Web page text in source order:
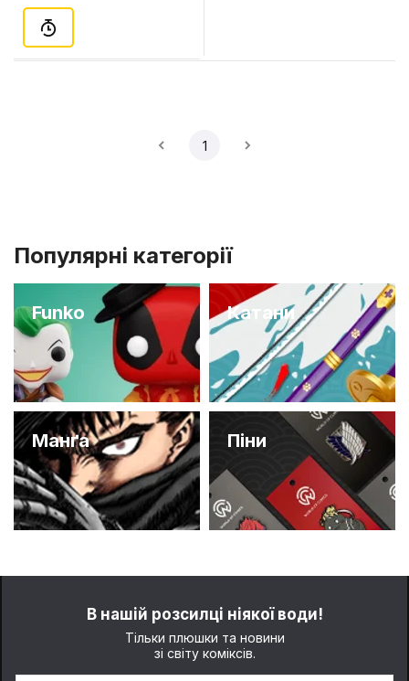
1
Популярні категорії
Funko Катани
Манґа Піни
В нашій розсилці ніякої води!
Тільки плюшки та новини
зі світу коміксів.